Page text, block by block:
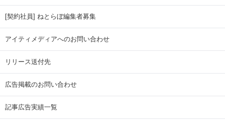
[契約社員] ねとらぼ編集者募集
アイティメディアへのお問い合わせ
リリース送付先
広告掲載のお問い合わせ
記事広告実績一覧